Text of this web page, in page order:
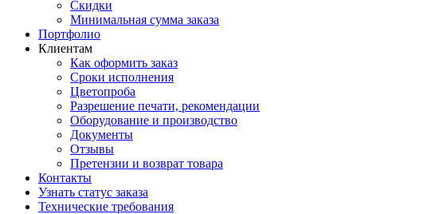
Скидки
Минимальная сумма заказа
Портфолио
Клиентам
Как оформить заказ
Сроки исполнения
Цветопроба
Разрешение печати, рекомендации
Оборудование и производство
Документы
Отзывы
Претензии и возврат товара
Контакты
Узнать статус заказа
Технические требования